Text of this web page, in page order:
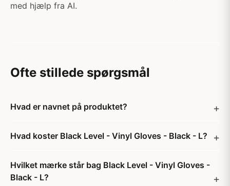
med hjælp fra AI.
Ofte stillede spørgsmål
Hvad er navnet på produktet?
Hvad koster Black Level - Vinyl Gloves - Black - L?
Hvilket mærke står bag Black Level - Vinyl Gloves -
Black - L?